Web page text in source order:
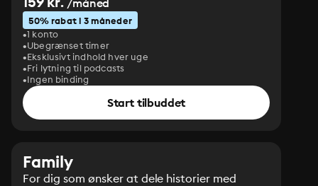
/måned
50% rabat i 3 måneder
1 konto
Ubegrænset timer
Eksklusivt indhold hver uge
Fri lytning til podcasts
Ingen binding
Start tilbuddet
Family
For dig som ønsker at dele historier med